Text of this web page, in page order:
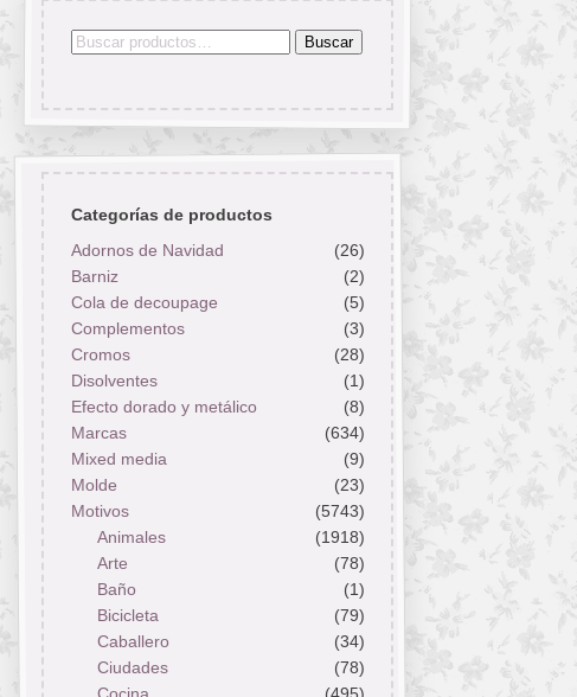
Buscar
Buscar
Categorías de productos
Adornos de Navidad
(26)
Barniz
(2)
Cola de decoupage
(5)
Complementos
(3)
Cromos
(28)
Disolventes
(1)
Efecto dorado y metálico
(8)
Marcas
(634)
Mixed media
(9)
Molde
(23)
Motivos
(5743)
Animales
(1918)
Arte
(78)
Baño
(1)
Bicicleta
(79)
Caballero
(34)
Ciudades
(78)